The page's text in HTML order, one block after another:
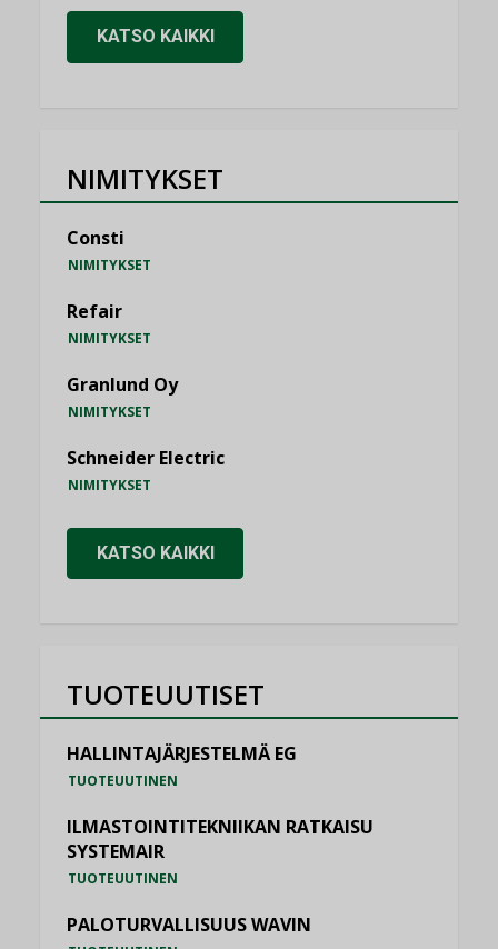
KATSO KAIKKI
NIMITYKSET
Consti
NIMITYKSET
Refair
NIMITYKSET
Granlund Oy
NIMITYKSET
Schneider Electric
NIMITYKSET
KATSO KAIKKI
TUOTEUUTISET
HALLINTAJÄRJESTELMÄ EG
TUOTEUUTINEN
ILMASTOINTITEKNIIKAN RATKAISU
SYSTEMAIR
TUOTEUUTINEN
PALOTURVALLISUUS WAVIN